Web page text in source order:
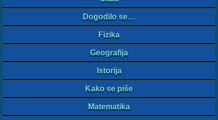
Dogodilo se…
Fizika
Geografija
Istorija
Kako se piše
Matematika